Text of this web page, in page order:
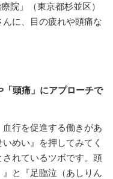
院」（東京都杉並区）
に、目の疲れや頭痛な
頭痛」にアプローチで
行を促進する働きがあ
めい』を押してみてく
れているツボです。頭
と『足臨泣（あしりん